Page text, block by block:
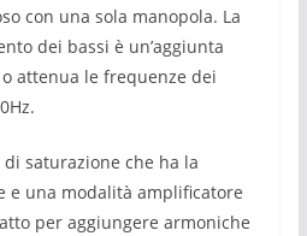
con una sola manopola. La
dei bassi è un’aggiunta
attenua le frequenze dei
saturazione che ha la
e una modalità amplificatore
per aggiungere armoniche